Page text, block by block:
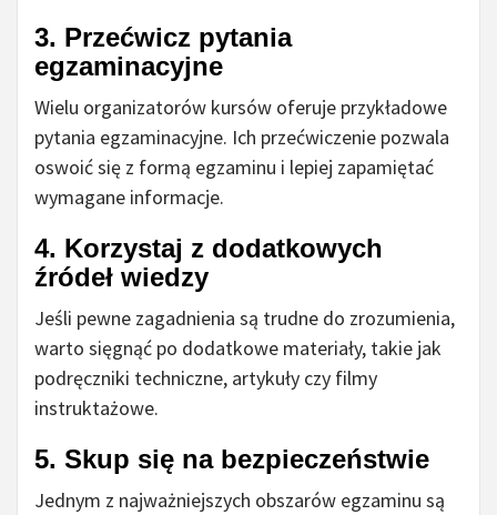
3. Przećwicz pytania
egzaminacyjne
Wielu organizatorów kursów oferuje przykładowe
pytania egzaminacyjne. Ich przećwiczenie pozwala
oswoić się z formą egzaminu i lepiej zapamiętać
wymagane informacje.
4. Korzystaj z dodatkowych
źródeł wiedzy
Jeśli pewne zagadnienia są trudne do zrozumienia,
warto sięgnąć po dodatkowe materiały, takie jak
podręczniki techniczne, artykuły czy filmy
instruktażowe.
5. Skup się na bezpieczeństwie
Jednym z najważniejszych obszarów egzaminu są